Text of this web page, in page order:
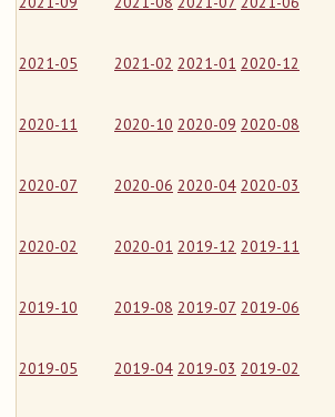
2021-05 2021-02 2021-01 2020-12
2020-11 2020-10 2020-09 2020-08
2020-07 2020-06 2020-04 2020-03
2020-02 2020-01 2019-12 2019-11
2019-10 2019-08 2019-07 2019-06
2019-05 2019-04 2019-03 2019-02